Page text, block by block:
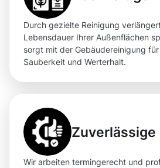
Durch gezielte Reinigung
Lebensdauer Ihrer Außenflächen
sorgt mit der Gebäudereinigung
Sauberkeit und Werterhalt.
Wir arbeiten termingerecht und